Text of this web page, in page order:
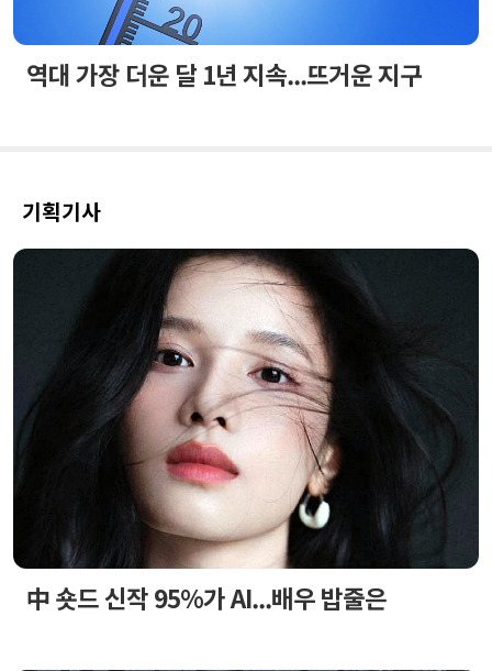
역대 가장 더운 달 1년 지속...뜨거운 지구
기획기사
中 숏드 신작 95%가 AI...배우 밥줄은